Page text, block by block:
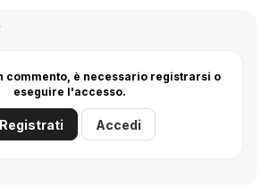
commento, è necessario registrarsi o
eseguire l'accesso.
Registrati Accedi